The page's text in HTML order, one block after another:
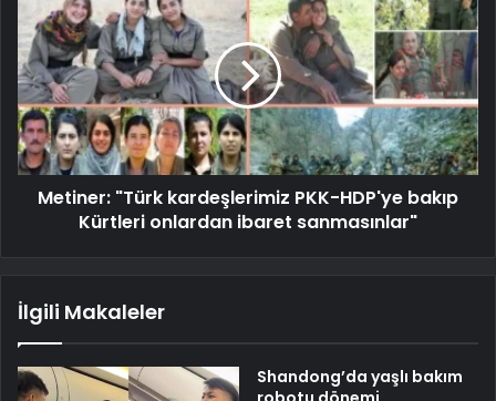
Metiner: "Türk kardeşlerimiz PKK-HDP'ye bakıp
Kürtleri onlardan ibaret sanmasınlar"
İlgili Makaleler
Shandong’da yaşlı bakım